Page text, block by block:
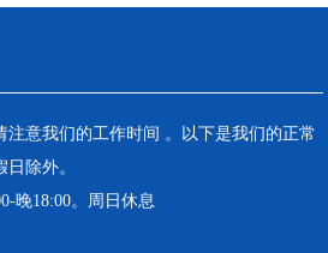
注意我们的工作时间 。以下是我们的正常
除外。
晚18:00。周日休息